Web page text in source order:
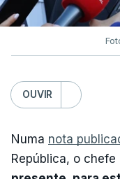
OUVIR
Numa nota
República, o